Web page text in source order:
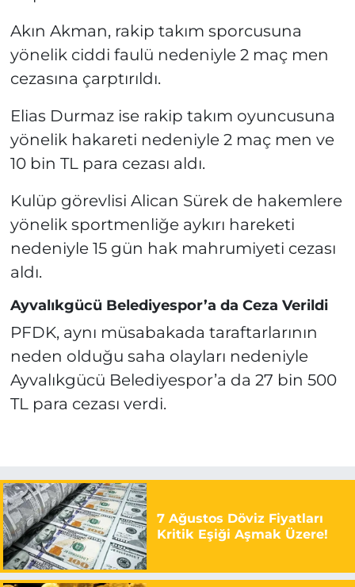
Akın Akman, rakip takım sporcusuna
yönelik ciddi faulü nedeniyle 2 maç men
cezasına çarptırıldı.
Elias Durmaz ise rakip takım oyuncusuna
yönelik hakareti nedeniyle 2 maç men ve
10 bin TL para cezası aldı.
Kulüp görevlisi Alican Sürek de hakemlere
yönelik sportmenliğe aykırı hareketi
nedeniyle 15 gün hak mahrumiyeti cezası
aldı.
Ayvalıkgücü Belediyespor’a da Ceza Verildi
PFDK, aynı müsabakada taraftarlarının
neden olduğu saha olayları nedeniyle
Ayvalıkgücü Belediyespor’a da 27 bin 500
TL para cezası verdi.
7 Ağustos Döviz Fiyatları
Kritik Eşiği Aşmak Üzere!